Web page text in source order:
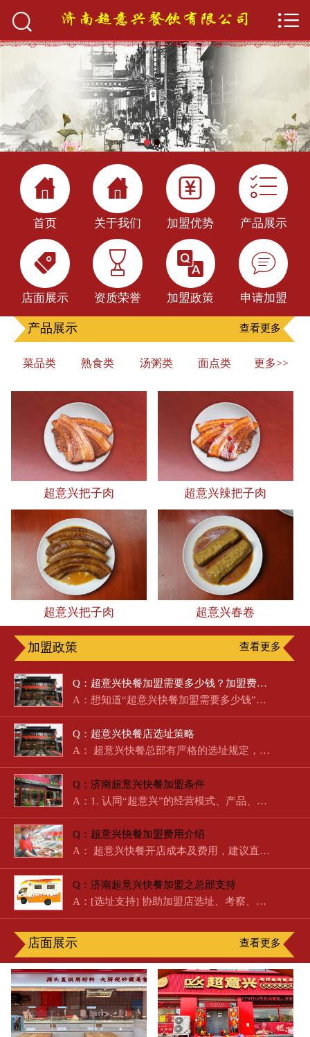
 首页
关于我们
产品展示
加盟优势
加盟政策
新闻中心
餐饮百科
申请加盟



首页

关于我们

加盟优势

产品展示

店面展示

资质荣誉

加盟政策

申请加盟
产品展示 查看更多
菜品类 熟食类 汤粥类 面点类 更多>>
超意兴把子肉 超意兴辣把子肉
超意兴把子肉 超意兴春卷
加盟政策 查看更多
Q：超意兴快餐加盟需要多少钱？加盟费明细及盈利分析
A：想知道“超意兴快餐加盟需要多少钱”？作为济南本土起步的国…
Q：超意兴快餐店选址策略
A： 超意兴快餐总部有严格的选址规定，总部…
Q：济南超意兴快餐加盟条件
A：1. 认同“超意兴”的经营模式、产品、经营理念。2. 在相关领…
Q：超意兴快餐加盟费用介绍
A： 超意兴快餐开店成本及费用，建议直接拨打电话咨询。 …
Q：济南超意兴快餐加盟之总部支持
A：[选址支持] 协助加盟店选址、考察、经营、定位。[培训支持]…
店面展示 查看更多